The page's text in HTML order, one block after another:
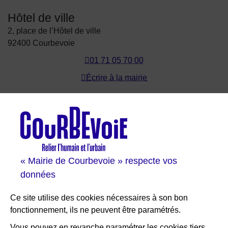
« Mairie de Courbevoie » respecte vos
données
Ce site utilise des cookies nécessaires à son bon
fonctionnement, ils ne peuvent être paramétrés.
Hôtel de ville
2, place de l’Hôtel de ville
92400 Courbevoie
01 71 05 70 00
Écrire à la mairie
Les sites de Courbevoie
Courbevoie espace famille
Val Courbevoie
Sortir à Courbevoie
Solutions entreprises
Portail des bibliothèques